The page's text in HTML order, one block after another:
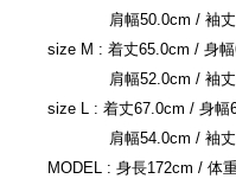
肩幅50.0cm / 袖丈
size M : 着丈65.0cm / 身
肩幅52.0cm / 袖丈
size L : 着丈67.0cm / 身幅
肩幅54.0cm / 袖丈
MODEL : 身長172cm / 体